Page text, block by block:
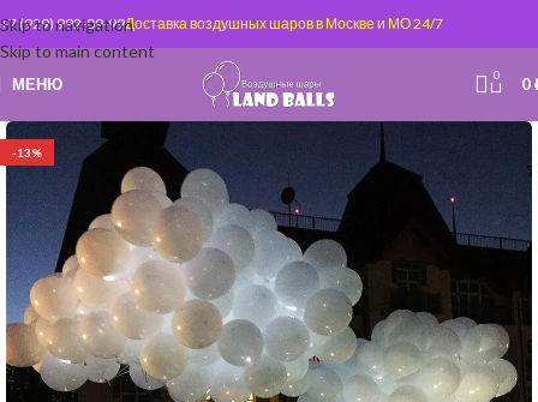
Skip to navigation
Skip to main content
+7 (929) 992-09-99Доставка воздушных шаров в Москве и МО 24/7
МЕНЮ 0 0
-13%